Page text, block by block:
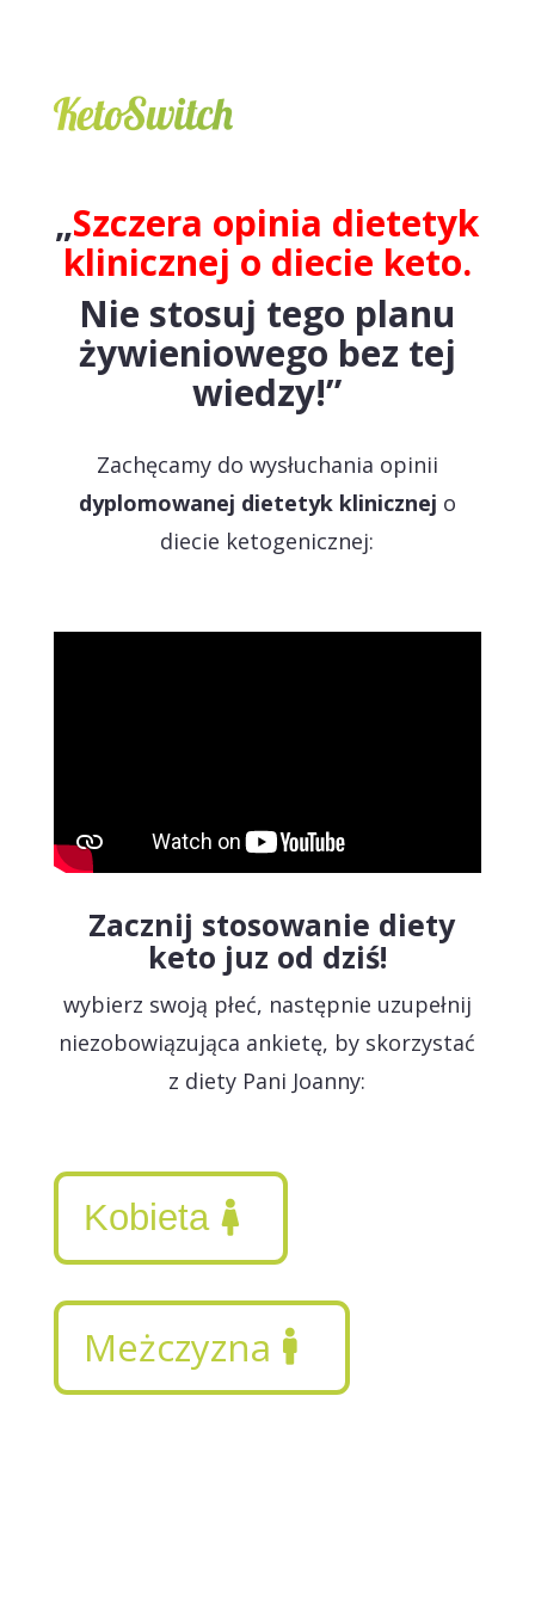
„Szczera opinia dietetyk
klinicznej o diecie keto.
Nie stosuj tego planu
żywieniowego bez tej
wiedzy!”
Zachęcamy do wysłuchania opinii
dyplomowanej dietetyk klinicznej o
diecie ketogenicznej:
Zacznij stosowanie diety
keto juz od dziś!
wybierz swoją płeć, następnie uzupełnij
niezobowiązująca ankietę, by skorzystać
z diety Pani Joanny:
Kobieta
Meżczyzna